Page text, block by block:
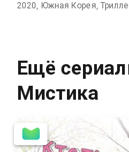
2020, Южная Корея,
Ещё
Мистика